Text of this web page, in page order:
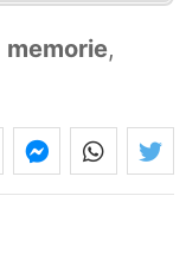
memorie,